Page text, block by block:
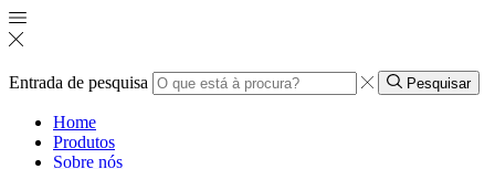
Entrada de pesquisa Pesquisar
Home
Produtos
Sobre nós